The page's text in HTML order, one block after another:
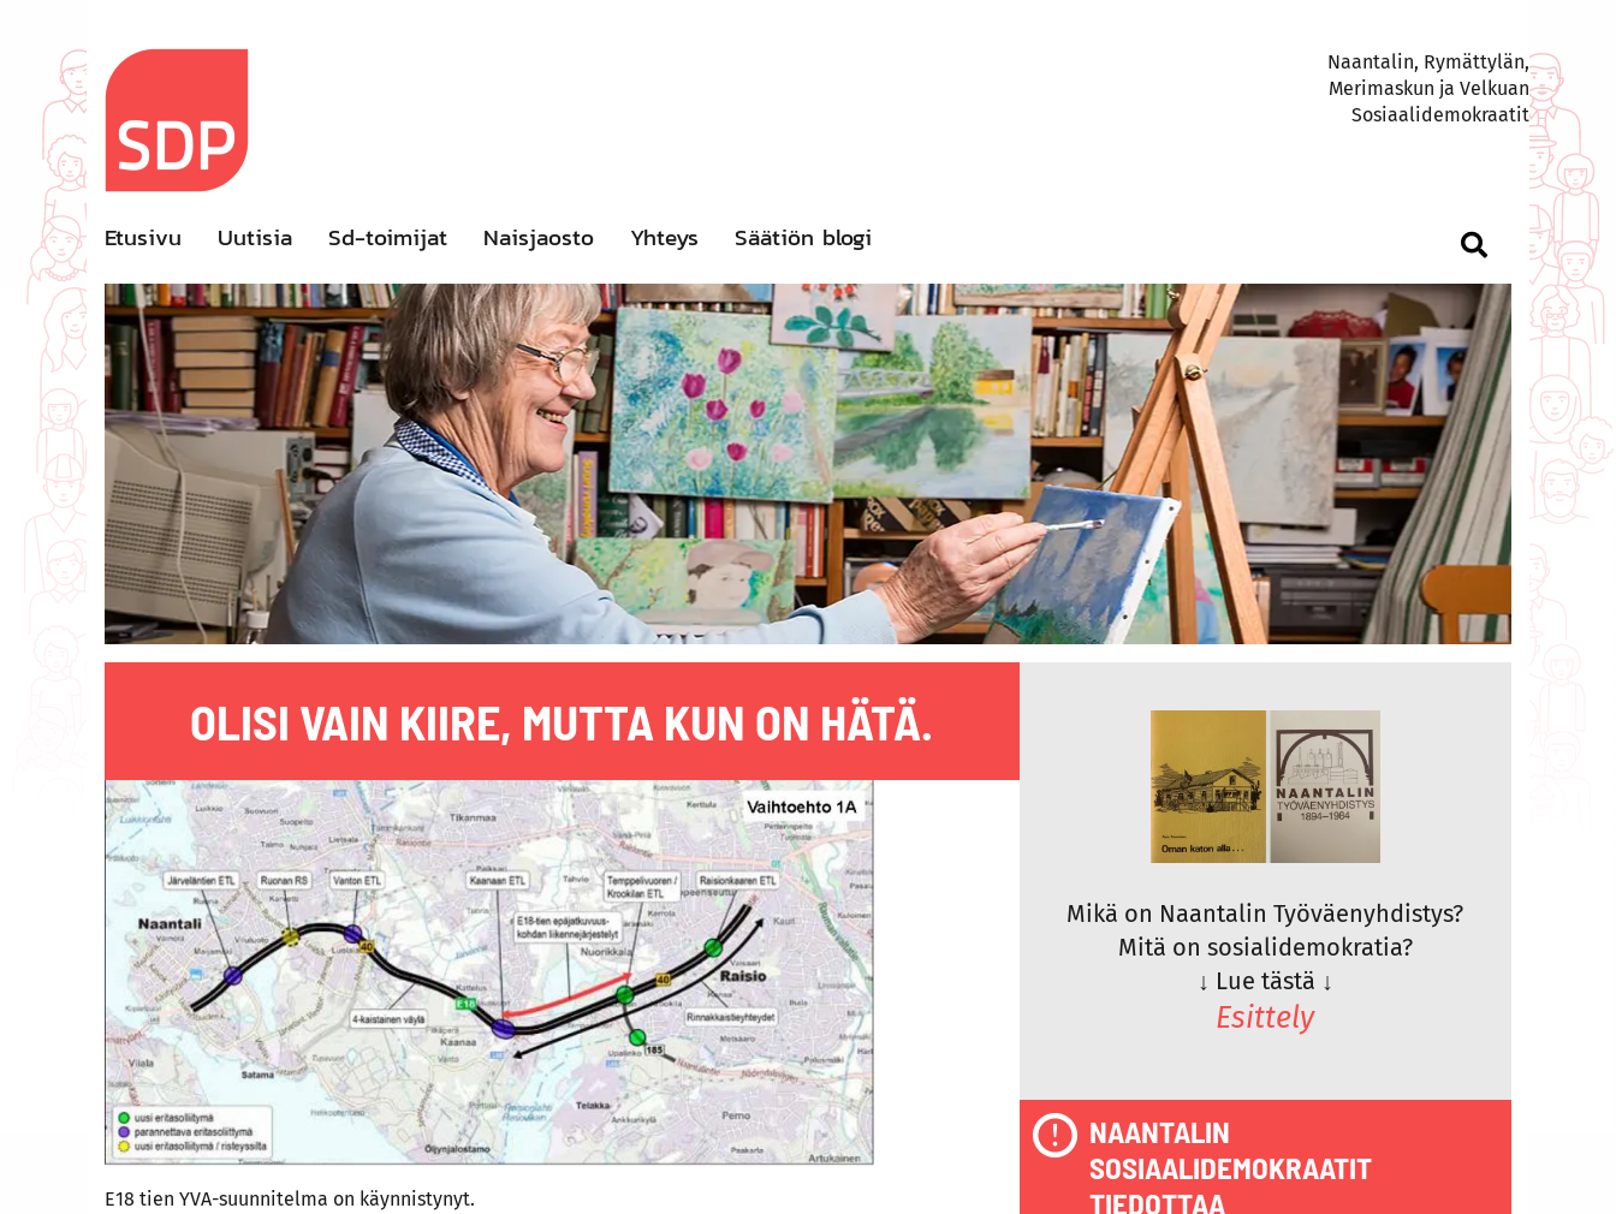
content
Naantalin, Rymättylän,
Merimaskun ja Velkuan
Sosiaalidemokraatit
Etusivu Uutisia Sd-toimijat Naisjaosto Yhteys Säätiön blogi
OLISI VAIN KIIRE, MUTTA KUN ON HÄTÄ.
E18 tien YVA-suunnitelma on käynnistynyt.
Mikä on Naantalin Työväenyhdistys?
Mitä on sosialidemokratia?
↓ Lue tästä ↓
Esittely
NAANTALIN
SOSIAALIDEMOKRAATIT
TIEDOTTAA